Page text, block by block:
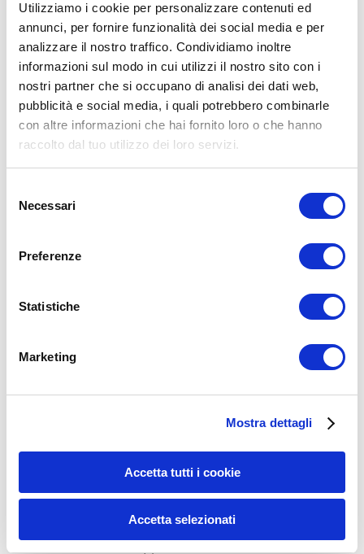
Utilizziamo i cookie per personalizzare contenuti ed
annunci, per fornire funzionalità dei social media e per
analizzare il nostro traffico. Condividiamo inoltre
informazioni sul modo in cui utilizzi il nostro sito con i
nostri partner che si occupano di analisi dei dati web,
pubblicità e social media, i quali potrebbero combinarle
con altre informazioni che hai fornito loro o che hanno
raccolto dal tuo utilizzo dei loro servizi.
delNecessari
Preferenze
Statistiche
Marketing
Mostra dettagli
Accetta tutti i cookie
Accetta selezionati
ALLENATI CON ME!
15WORKOUT
Allenamento aerobico(16)
Allenamento Donne(75)